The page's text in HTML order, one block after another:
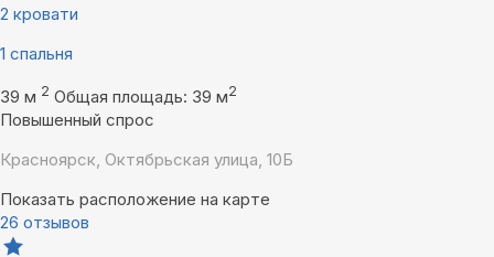
2 кровати
1 спальня
39 м 2 Общая площадь: 39 м2
Повышенный спрос
Красноярск, Октябрьская улица, 10Б
Показать расположение на карте
26 отзывов